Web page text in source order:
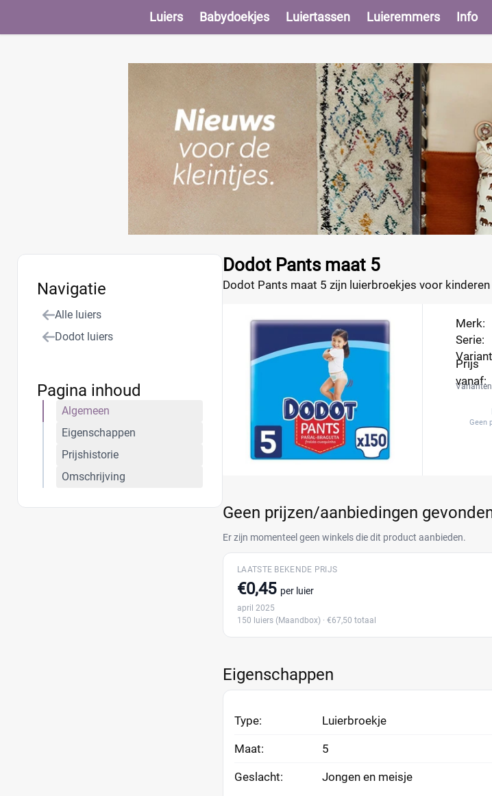
Luiers Babydoekjes Luiertassen Luieremmers Info
Dodot Pants maat 5
Dodot Pants maat 5 zijn luierbroekjes voor
luierbroekje en vind eenvoudig de laagste prijs voor
Merk:
Serie:
Prijs
vanaf:
Varianten
Geen
Geen prijzen/aanbiedingen
Er zijn momenteel geen winkels die dit product aanbieden.
LAATSTE BEKENDE PRIJS
€0,45 per luier
april 2025
150 luiers (Maandbox) · €67,50 totaal
Eigenschappen
Type: Luierbroekje
Maat: 5
Geslacht: Jongen en meisje
Navigatie
Alle luiers
Dodot luiers
Pagina inhoud
Algemeen
Eigenschappen
Prijshistorie
Omschrijving